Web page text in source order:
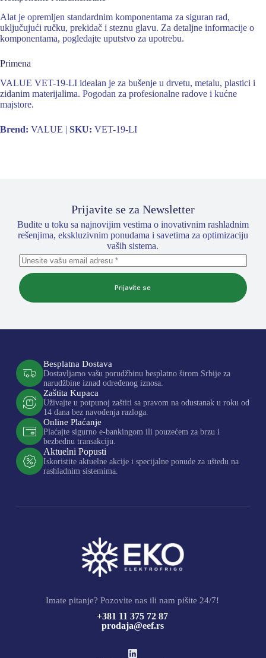
Alat je opremljen standardnim komponentama za siguran rad,
uključujući ručku, prekidač i steznu glavu. Za detaljne informacije o
komponentama, pogledajte uputstvo za upotrebu.
Primena
VALUE VET-19-LI idealan je za bušenje u drvetu, metalu, plastici i
zidanim materijalima. Pogodan za profesionalne radove i kućne
majstore.
Brend: VALUE | SKU: VET-19-LI
Prijavite se za Newsletter
Budite u toku sa najnovijim vestima o inovativnim rashladnim
rešenjima, ekskluzivnim ponudama i savetima za optimizaciju
vaših sistema.
Prijavite se
Besplatna Dostava
Dostavljamo vašu porudžbinu besplatno širom Srbije za
narudžbine iznad određenog iznosa.
Zaštita Kupaca
Uživajte u potpunoj zaštiti sa pravom na odustanak u roku od
14 dana bez navođenja razloga.
Online Plaćanje
Plaćajte sigurno e-bankingom ili pouzećem za brzu i
bezbednu transakciju.
Aktuelni Popusti
Iskoristite aktuelne akcije i specijalne ponude za uštedu na
rashladnim sistemima.
Imate pitanje? Pozovite nas ili nam pišite 24/7!
+381 11 375 72 87
prodaja@eef.rs